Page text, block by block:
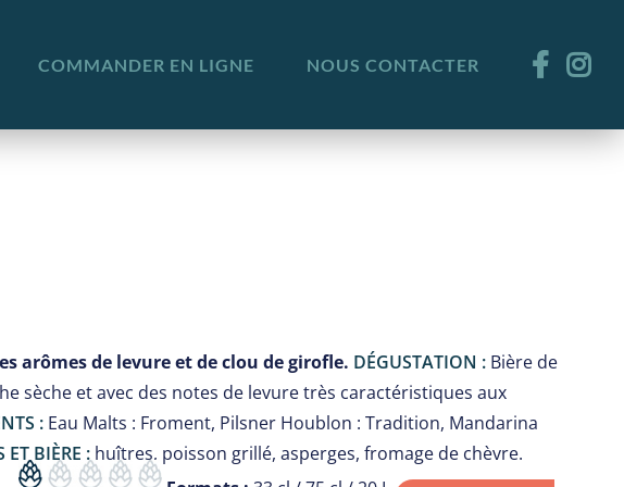
COMMANDER EN LIGNE NOUS CONTACTER
arômes de levure et de clou de girofle. DÉGUSTATION :Bière de
sèche et avec des notes de levure très caractéristiques aux
:Eau Malts : Froment, Pilsner Houblon : Tradition, Mandarina
ET BIÈRE :huîtres, poisson grillé, asperges, fromage de chèvre.